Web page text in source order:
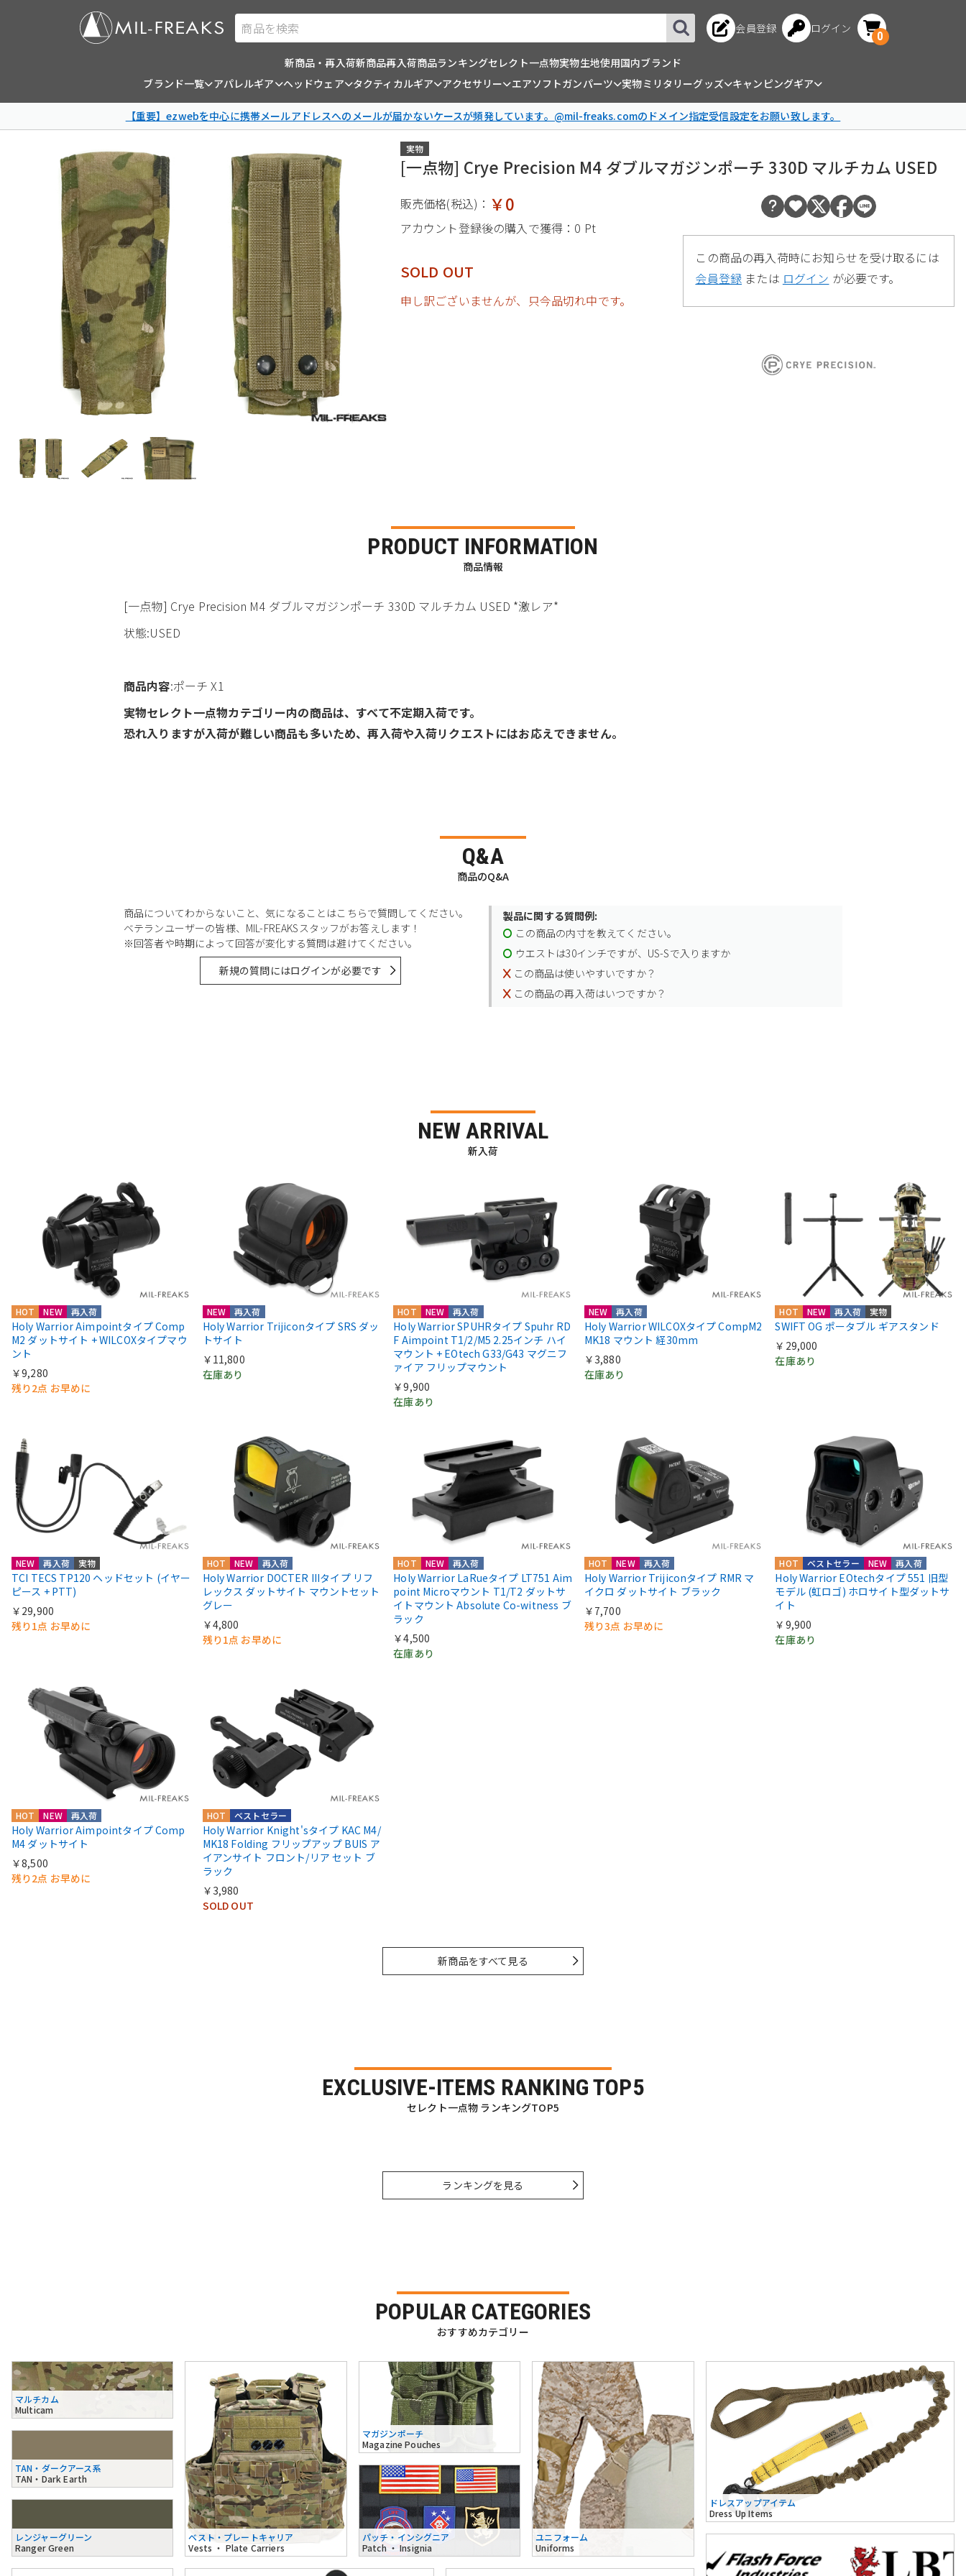
商品を検索 会員登録 ログイン
0
新商品・再入荷新商品再入荷商品ランキングセレクト一点物実物生地使用国内ブランド
ブランド一覧
アパレルギア ヘッドウェア タクティカルギア アクセサリー エアソフトガンパーツ 実物ミリタリーグッズ キャンピングギア
【重要】ezwebを中心に携帯メールアドレスへのメールが届かないケースが頻発しています。@mil-freaks.comのドメイン指定受信設定をお願い致します。
実物
[一点物] Crye Precision M4 ダブルマガジンポーチ 330D マルチカム USED
販売価格(税込)： ￥0
アカウント登録後の購入で獲得： 0 Pt
SOLD OUT
申し訳ございませんが、只今品切れ中です。
この商品の再入荷時にお知らせを受け取るには
会員登録 または ログイン が必要です。
PRODUCT INFORMATION
商品情報
[一点物] Crye Precision M4 ダブルマガジンポーチ 330D マルチカム USED *激レア*
状態:USED
商品内容:ポーチ X1
実物セレクト一点物カテゴリー内の商品は、すべて不定期入荷です。
恐れ入りますが入荷が難しい商品も多いため、再入荷や入荷リクエストにはお応えできません。
Q&A
商品のQ&A
商品についてわからないこと、気になることはこちらで質問してください。
ベテランユーザーの皆様、MIL-FREAKSスタッフがお答えします！
※回答者や時期によって回答が変化する質問は避けてください。
新規の質問にはログインが必要です
製品に関する質問例:
この商品の内寸を教えてください。
ウエストは30インチですが、US-Sで入りますか
この商品は使いやすいですか？
この商品の再入荷はいつですか？
NEW ARRIVAL
新入荷
HOT NEW 再入荷
Holy Warrior Aimpointタイプ Comp
M2 ダットサイト + WILCOXタイプマウ
ント
￥9,280
残り2点 お早めに
NEW 再入荷
Holy Warrior Trijiconタイプ SRS ダッ
トサイト
￥11,800
在庫あり
HOT NEW 再入荷
Holy Warrior SPUHRタイプ Spuhr RD
F Aimpoint T1/2/M5 2.25インチ ハイ
マウント + EOtech G33/G43 マグニフ
ァイア フリップマウント
￥9,900
在庫あり
NEW 再入荷
Holy Warrior WILCOXタイプ CompM2
MK18 マウント 経30mm
￥3,880
在庫あり
HOT NEW 再入荷 実物
SWIFT OG ポータブル ギアスタンド
￥29,000
在庫あり
NEW 再入荷 実物
TCI TECS TP120 ヘッドセット (イヤー
ピース + PTT)
￥29,900
残り1点 お早めに
HOT NEW 再入荷
Holy Warrior DOCTER IIIタイプ リフ
レックス ダットサイト マウントセット
グレー
￥4,800
残り1点 お早めに
HOT NEW 再入荷
Holy Warrior LaRueタイプ LT751 Aim
point Microマウント T1/T2 ダットサ
イトマウント Absolute Co-witness ブ
ラック
￥4,500
在庫あり
HOT NEW 再入荷
Holy Warrior Trijiconタイプ RMR マ
イクロ ダットサイト ブラック
￥7,700
残り3点 お早めに
HOT NEW 再入荷
ベストセラー
Holy Warrior EOtechタイプ 551 旧型
モデル (虹ロゴ) ホロサイト型ダットサ
イト
￥9,900
在庫あり
HOT NEW 再入荷
Holy Warrior Aimpointタイプ Comp
M4 ダットサイト
￥8,500
残り2点 お早めに
HOT ベストセラー
Holy Warrior Knight'sタイプ KAC M4/
MK18 Folding フリップアップ BUIS ア
イアンサイト フロント/リア セット ブ
ラック
￥3,980
SOLD OUT
新商品をすべて見る
EXCLUSIVE-ITEMS RANKING TOP5
セレクト一点物 ランキングTOP5
ランキングを見る
POPULAR CATEGORIES
おすすめカテゴリー
マルチカム
Multicam
TAN・ダークアース系
TAN・Dark Earth
レンジャーグリーン
Ranger Green
ベスト・プレートキャリア
Vests ・ Plate Carriers
マガジンポーチ
Magazine Pouches
パッチ・インシグニア
Patch ・ Insignia
ユニフォーム
Uniforms
ドレスアップアイテム
Dress Up Items